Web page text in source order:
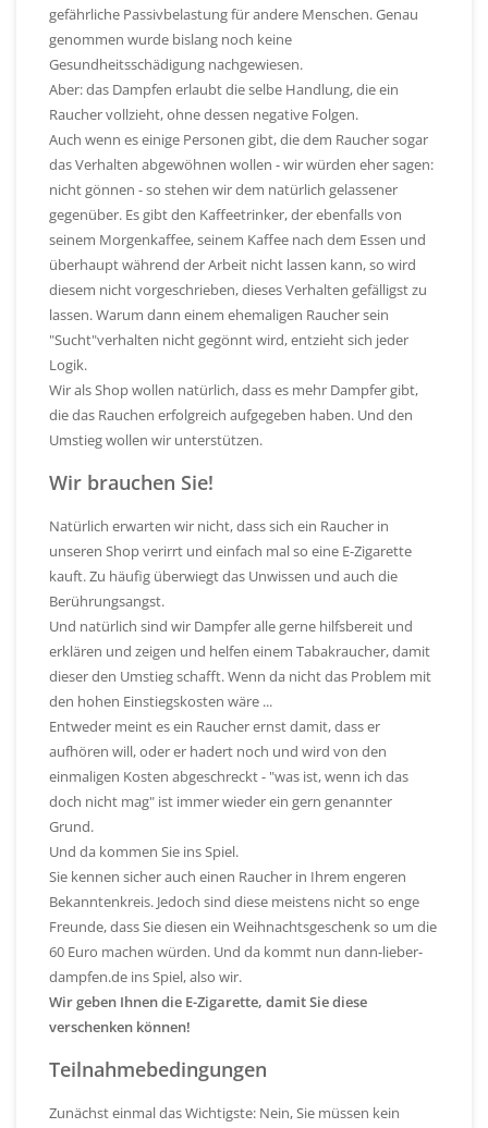
gefährliche Passivbelastung für andere Menschen. Genau
genommen wurde bislang noch keine
Gesundheitsschädigung nachgewiesen.
Aber: das Dampfen erlaubt die selbe Handlung, die ein
Raucher vollzieht, ohne dessen negative Folgen.
Auch wenn es einige Personen gibt, die dem Raucher sogar
das Verhalten abgewöhnen wollen - wir würden eher sagen:
nicht gönnen - so stehen wir dem natürlich gelassener
gegenüber. Es gibt den Kaffeetrinker, der ebenfalls von
seinem Morgenkaffee, seinem Kaffee nach dem Essen und
überhaupt während der Arbeit nicht lassen kann, so wird
diesem nicht vorgeschrieben, dieses Verhalten gefälligst zu
lassen. Warum dann einem ehemaligen Raucher sein
"Sucht"verhalten nicht gegönnt wird, entzieht sich jeder
Logik.
Wir als Shop wollen natürlich, dass es mehr Dampfer gibt,
die das Rauchen erfolgreich aufgegeben haben. Und den
Umstieg wollen wir unterstützen.
Wir brauchen Sie!
Natürlich erwarten wir nicht, dass sich ein Raucher in
unseren Shop verirrt und einfach mal so eine E-Zigarette
kauft. Zu häufig überwiegt das Unwissen und auch die
Berührungsangst.
Und natürlich sind wir Dampfer alle gerne hilfsbereit und
erklären und zeigen und helfen einem Tabakraucher, damit
dieser den Umstieg schafft. Wenn da nicht das Problem mit
den hohen Einstiegskosten wäre ...
Entweder meint es ein Raucher ernst damit, dass er
aufhören will, oder er hadert noch und wird von den
einmaligen Kosten abgeschreckt - "was ist, wenn ich das
doch nicht mag" ist immer wieder ein gern genannter
Grund.
Und da kommen Sie ins Spiel.
Sie kennen sicher auch einen Raucher in Ihrem engeren
Bekanntenkreis. Jedoch sind diese meistens nicht so enge
Freunde, dass Sie diesen ein Weihnachtsgeschenk so um die
60 Euro machen würden. Und da kommt nun dann-lieber-
dampfen.de ins Spiel, also wir.
Wir geben Ihnen die E-Zigarette, damit Sie diese
verschenken können!
Teilnahmebedingungen
Zunächst einmal das Wichtigste: Nein, Sie müssen kein